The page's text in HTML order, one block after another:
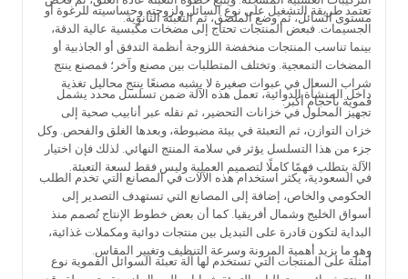
مستوى السائل، ثم وضع الملصق، ثم التعبئة الثانوية.
تعتمد طريقة التشغيل على نوع السائل ولزوجته وحساسيته للرغوة أو
الجسيمات. فبعض المنتجات تحتاج إلى مضخات مكبسية عالية الدقة،
بينما تناسب المنتجات منخفضة اللزوجة أنظمة التدفق أو الجاذبية أو
المضخات التمعجية. وتختلف المتطلبات بين مصنع وآخر؛ فمصنع ينتج
شراب السعال في عبوات صغيرة لا يشبه مصنعًا ينتج محاليل تغذية
فموية بأحجام أكبر.
داخل المنشأة الدوائية، تعمل هذه الآلة ضمن تسلسل محدد يشمل
تجهيز المحلول في خزانات التحضير، ثم نقله عبر أنابيب صحية إلى
خزان التوازن، ثم التعبئة في بيئة مضبوطة، وبعدها الغلق والفحص. وكل
جزء من هذا التسلسل يؤثر في سلامة المنتج النهائي. لذلك فإن اختيار
الآلة يتطلب فهمًا كاملًا لتصميم العملية وليس فقط لسعة التعبئة.
في السعودية، يكثر استخدام هذه الآلات في المصانع التي تخدم الطلب
الحكومي والخاص، إضافة إلى المصانع التي تستهدف التصدير إلى
أسواق الخليج وشمال أفريقيا. كما أن بعض خطوط الإنتاج تُصمم منذ
البداية لتكون قادرة على التبديل بين منتجات دوائية ومكملات غذائية،
وهو ما يزيد أهمية المرونة وسرعة التنظيف وتغيير المقاس.
أمثلة على المنتجات التي تستخدم لها آلة تعبئة السوائل الفموية نوع